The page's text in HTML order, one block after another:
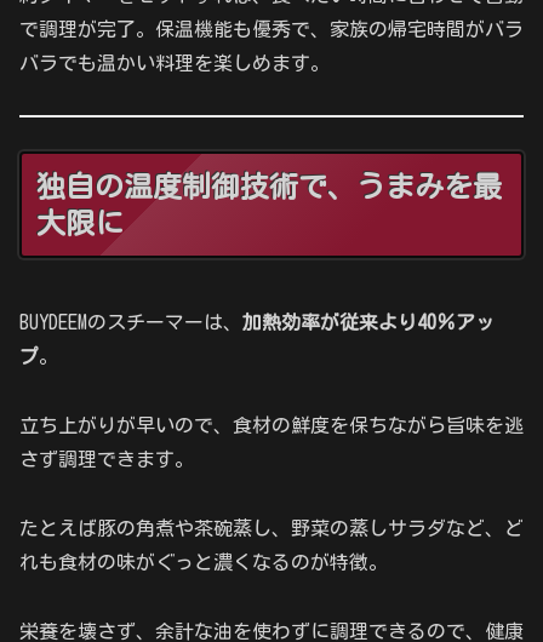
で調理が完了。保温機能も優秀で、家族の帰宅時間がバラ
バラでも温かい料理を楽しめます。
独自の温度制御技術で、うまみを最
大限に
BUYDEEMのスチーマーは、 加熱効率が従来より40％アッ
プ。
立ち上がりが早いので、食材の鮮度を保ちながら旨味を逃
さず調理できます。
たとえば豚の角煮や茶碗蒸し、野菜の蒸しサラダなど、ど
れも食材の味がぐっと濃くなるのが特徴。
栄養を壊さず、余計な油を使わずに調理できるので、健康